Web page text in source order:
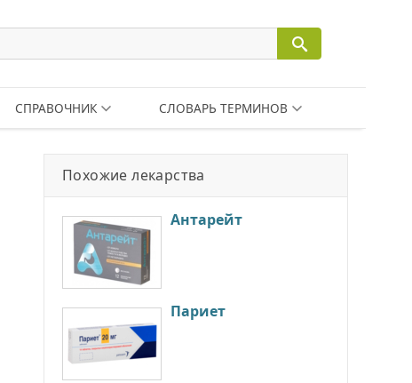
СПРАВОЧНИК СЛОВАРЬ ТЕРМИНОВ
Похожие лекарства
Антарейт
Париет